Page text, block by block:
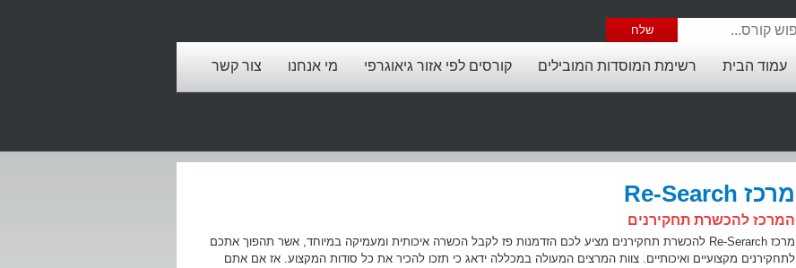
עמוד הבית רשימת המוסדות המובילים קורסים לפי אזור גיאוגרפי מי אנחנו צור קשר
מרכז Re-Search
המרכז להכשרת תחקירנים
מרכז Re-Serarch להכשרת תחקירנים מציע לכם הזדמנות פז לקבל הכשרה איכותית ומעמיקה במיוחד, אשר תהפוך אתכם
לתחקירנים מקצועיים ואיכותיים. צוות המרצים המעולה במכללה ידאג כי תזכו להכיר את כל סודות המקצוע. אז אם אתם